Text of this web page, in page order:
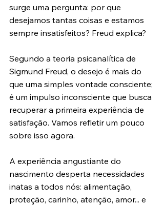
surge uma pergunta: por que
desejamos tantas coisas e estamos
sempre insatisfeitos? Freud explica?
Segundo a teoria psicanalítica de
Sigmund Freud, o desejo é mais do
que uma simples vontade consciente;
é um impulso inconsciente que busca
recuperar a primeira experiência de
satisfação. Vamos refletir um pouco
sobre isso agora.
A experiência angustiante do
nascimento desperta necessidades
inatas a todos nós: alimentação,
proteção, carinho, atenção, amor... e